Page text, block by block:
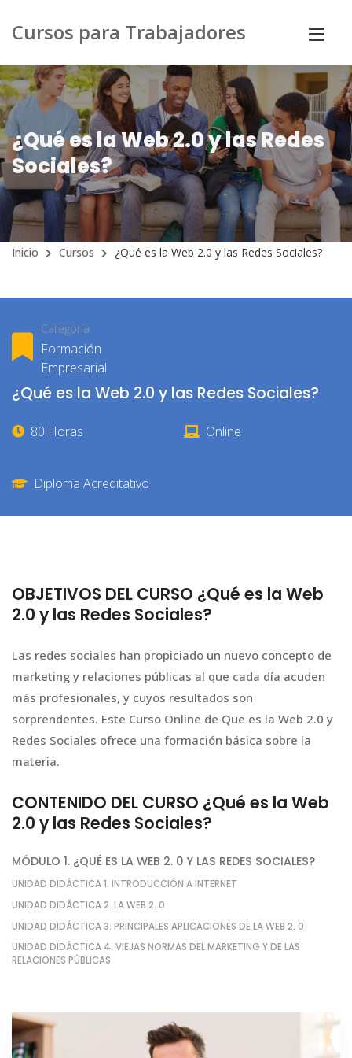
Cursos para Trabajadores
¿Qué es la Web 2.0 y las Redes
Sociales?
Inicio Cursos ¿Qué es la Web 2.0 y las Redes Sociales?
Categoría
Formación
Empresarial
¿Qué es la Web 2.0 y las Redes Sociales?
80 Horas Online
Diploma Acreditativo
OBJETIVOS DEL CURSO ¿Qué es la Web
2.0 y las Redes Sociales?
Las redes sociales han propiciado un nuevo concepto de
marketing y relaciones públicas al que cada día acuden
más profesionales, y cuyos resultados son
sorprendentes. Este Curso Online de Que es la Web 2.0 y
Redes Sociales ofrece una formación básica sobre la
materia.
CONTENIDO DEL CURSO ¿Qué es la Web
2.0 y las Redes Sociales?
MÓDULO 1. ¿QUÉ ES LA WEB 2. 0 Y LAS REDES SOCIALES?
UNIDAD DIDÁCTICA 1. INTRODUCCIÓN A INTERNET
UNIDAD DIDÁCTICA 2. LA WEB 2. 0
UNIDAD DIDÁCTICA 3. PRINCIPALES APLICACIONES DE LA WEB 2. 0
UNIDAD DIDÁCTICA 4. VIEJAS NORMAS DEL MARKETING Y DE LAS
RELACIONES PÚBLICAS